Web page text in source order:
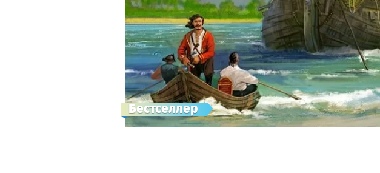
Бестселлер